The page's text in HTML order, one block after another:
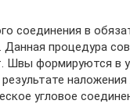
соединения в
процедура
Швы формируются в
угловое